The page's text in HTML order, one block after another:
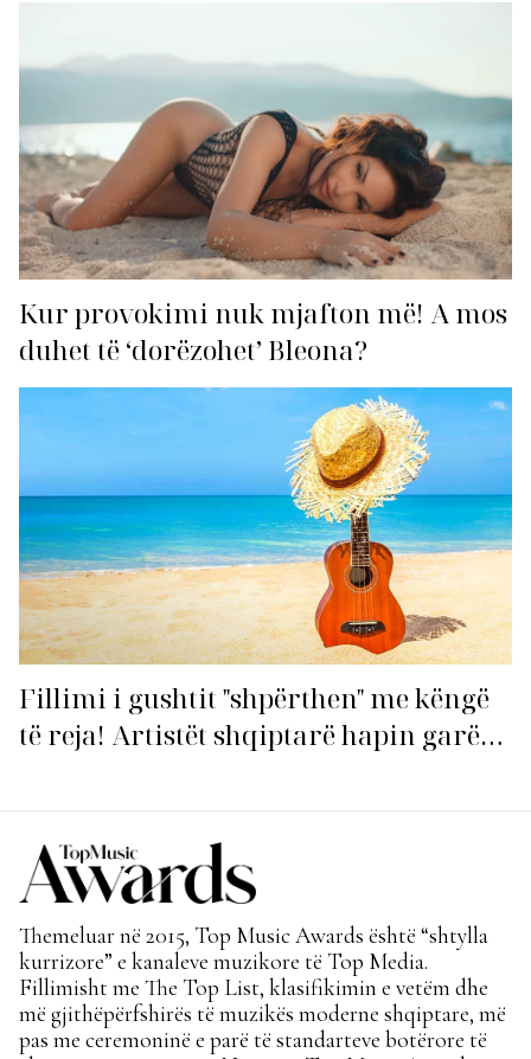
Kur provokimi nuk mjafton më! A mos
duhet të ‘dorëzohet’ Bleona?
Fillimi i gushtit "shpërthen" me këngë
të reja! Artistët shqiptarë hapin garën
Themeluar në 2015, Top Music Awards është “shtylla
kurrizore” e kanaleve muzikore të Top Media.
Fillimisht me The Top List, klasifikimin e vetëm dhe
më gjithëpërfshirës të muzikës moderne shqiptare, më
pas me ceremoninë e parë të standarteve botërore të